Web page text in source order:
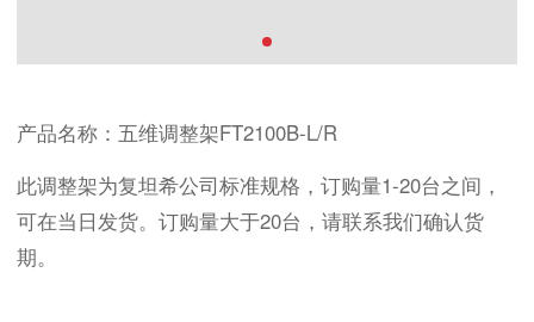
产品名称：五维调整架FT2100B-L/R
此调整架为复坦希公司标准规格，订购量1-20台之间，
可在当日发货。订购量大于20台，请联系我们确认货
期。